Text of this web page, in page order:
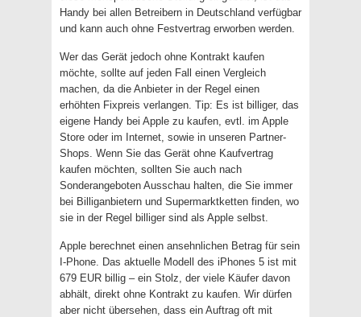
Handy bei allen Betreibern in Deutschland verfügbar
und kann auch ohne Festvertrag erworben werden.
Wer das Gerät jedoch ohne Kontrakt kaufen
möchte, sollte auf jeden Fall einen Vergleich
machen, da die Anbieter in der Regel einen
erhöhten Fixpreis verlangen. Tip: Es ist billiger, das
eigene Handy bei Apple zu kaufen, evtl. im Apple
Store oder im Internet, sowie in unseren Partner-
Shops. Wenn Sie das Gerät ohne Kaufvertrag
kaufen möchten, sollten Sie auch nach
Sonderangeboten Ausschau halten, die Sie immer
bei Billiganbietern und Supermarktketten finden, wo
sie in der Regel billiger sind als Apple selbst.
Apple berechnet einen ansehnlichen Betrag für sein
I-Phone. Das aktuelle Modell des iPhones 5 ist mit
679 EUR billig – ein Stolz, der viele Käufer davon
abhält, direkt ohne Kontrakt zu kaufen. Wir dürfen
aber nicht übersehen, dass ein Auftrag oft mit